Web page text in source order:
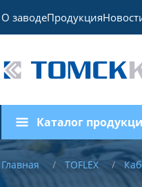
О заводеПродукция
Каталог
Главная TOFLEX